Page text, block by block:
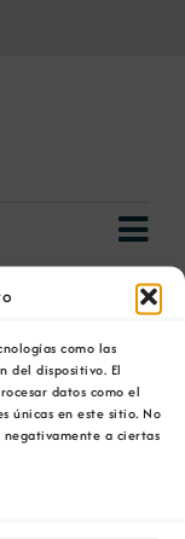
como las
del dispositivo. El
datos como el
únicas en este sitio. No
a ciertas
de
Day
de Outubro